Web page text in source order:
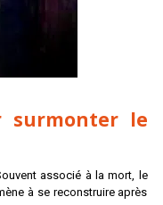
surmonter le
associé à la mort, le
à se reconstruire après